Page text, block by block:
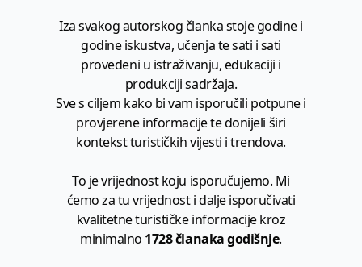
Iza svakog autorskog članka stoje godine i
godine iskustva, učenja te sati i sati
provedeni u istraživanju, edukaciji i
produkciji sadržaja.
Sve s ciljem kako bi vam isporučili potpune i
provjerene informacije te donijeli širi
kontekst turističkih vijesti i trendova.
To je vrijednost koju isporučujemo. Mi
ćemo za tu vrijednost i dalje isporučivati
kvalitetne turističke informacije kroz
minimalno 1728 članaka godišnje.